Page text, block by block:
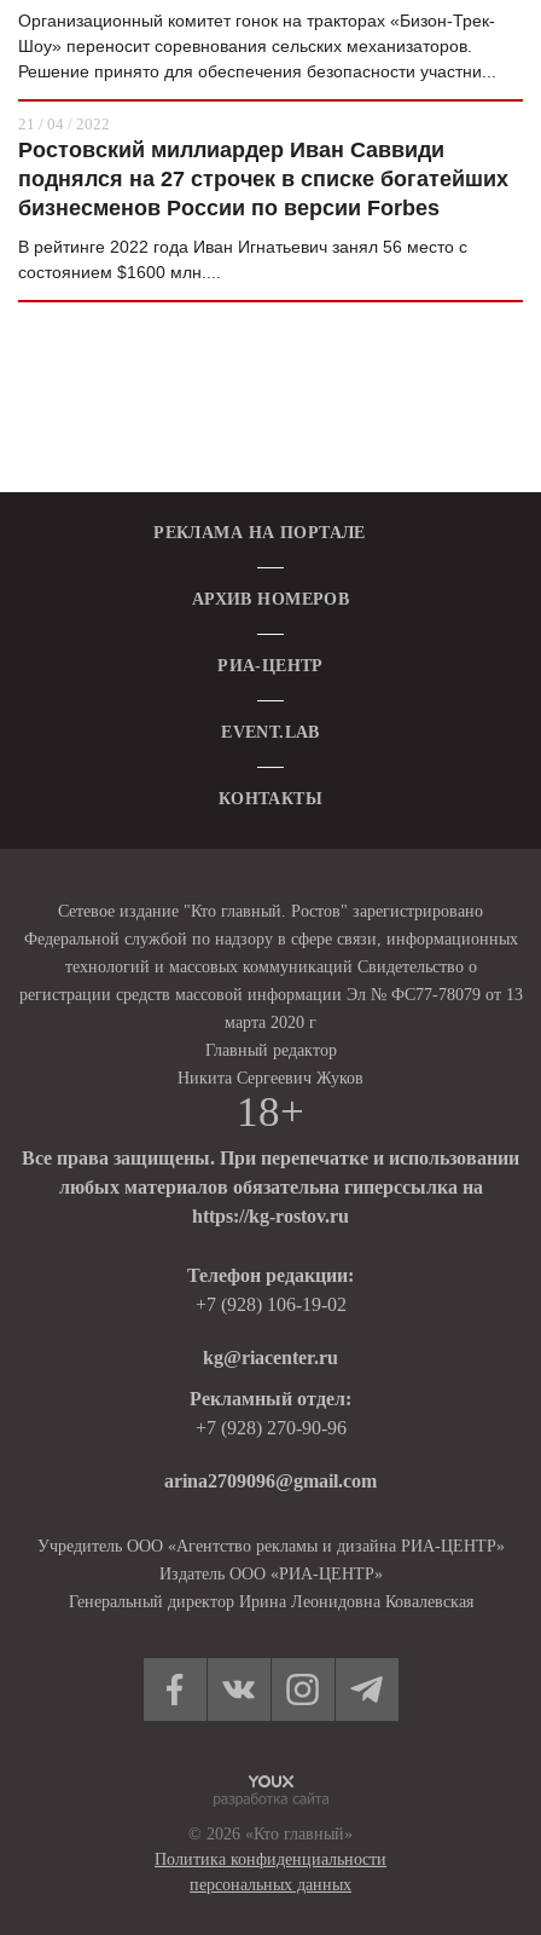
Организационный комитет гонок на тракторах «Бизон-Трек-
Шоу» переносит соревнования сельских механизаторов.
Решение принято для обеспечения безопасности участни...
21 / 04 / 2022
Ростовский миллиардер Иван Саввиди
поднялся на 27 строчек в списке богатейших
бизнесменов России по версии Forbes
В рейтинге 2022 года Иван Игнатьевич занял 56 место с
состоянием $1600 млн....
РЕКЛАМА НА ПОРТАЛЕ
АРХИВ НОМЕРОВ
РИА-ЦЕНТР
EVENT.LAB
КОНТАКТЫ
Сетевое издание "Кто главный. Ростов" зарегистрировано
Федеральной службой по надзору в сфере связи, информационных
технологий и массовых коммуникаций Свидетельство о
регистрации средств массовой информации Эл № ФС77-78079 от 13
марта 2020 г
Главный редактор
Никита Сергеевич Жуков
18+
Все права защищены. При перепечатке и использовании
любых материалов обязательна гиперссылка на
https://kg-rostov.ru
Телефон редакции:
+7 (928) 106-19-02
kg@riacenter.ru
Рекламный отдел:
+7 (928) 270-90-96
arina2709096@gmail.com
Учредитель ООО «Агентство рекламы и дизайна РИА-ЦЕНТР»
Издатель ООО «РИА-ЦЕНТР»
Генеральный директор Ирина Леонидовна Ковалевская
© 2026 «Кто главный»
Политика конфиденциальности
персональных данных